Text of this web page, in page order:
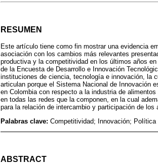
RESUMEN
Este artículo tiene como fin mostrar una evidencia
asociación con los cambios más relevantes
productiva y la competitividad en los últimos años
de la Encuesta de Desarrollo e Innovación
instituciones de ciencia, tecnología e innovación, la
articulan porque el Sistema Nacional de Innovación
en Colombia con respecto a la industria de
en todas las redes que la componen, en la cual
para la relación de intercambio y participación de los
Palabras clave: Competitividad; Innovación;
ABSTRACT